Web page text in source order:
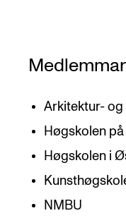
Arkitektur- og
Høgskolen
Høgskolen i
NMBU